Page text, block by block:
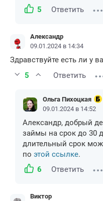
5
Ответить
Александр
09.01.2024 в 14:34
Здравствуйте есть ли у
5
Ответить
Ольга Пихоцкая
09.01.2024 в 14:52
Александр, добрый
займы на срок до 30
длительный срок
по этой ссылке.
6
Ответить
Виктор